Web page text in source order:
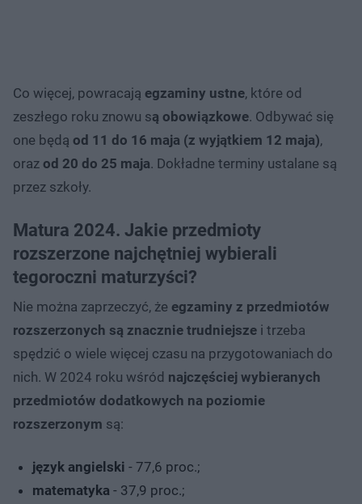
Co więcej, powracają egzaminy ustne, które od
zeszłego roku znowu są obowiązkowe. Odbywać się
one będą od 11 do 16 maja (z wyjątkiem 12 maja),
oraz od 20 do 25 maja. Dokładne terminy ustalane są
przez szkoły.
Matura 2024. Jakie przedmioty
rozszerzone najchętniej wybierali
tegoroczni maturzyści?
Nie można zaprzeczyć, że egzaminy z przedmiotów
rozszerzonych są znacznie trudniejsze i trzeba
spędzić o wiele więcej czasu na przygotowaniach do
nich. W 2024 roku wśród najczęściej wybieranych
przedmiotów dodatkowych na poziomie
rozszerzonym są:
język angielski - 77,6 proc.;
matematyka - 37,9 proc.;